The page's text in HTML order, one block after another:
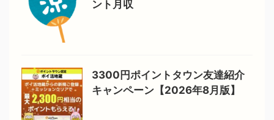
ント月収
3300円ポイントタウン友達紹介
キャンペーン【2026年8月版】